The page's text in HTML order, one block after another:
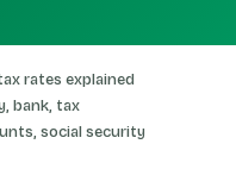
rates explained
bank, tax
social security